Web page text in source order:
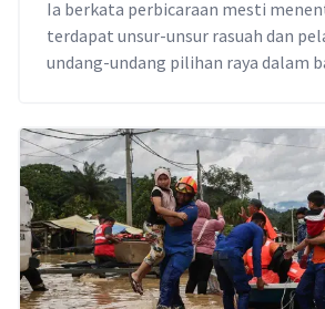
Ia berkata perbicaraan mesti
terdapat unsur-unsur rasuah dan
undang-undang pilihan raya dalam